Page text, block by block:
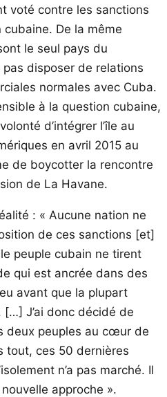
voté contre les sanctions
De la même
le seul pays du
disposer de relations
normales avec Cuba.
à la question cubaine,
d’intégrer l’île au
en avril 2015 au
de boycotter la rencontre
de La Havane.
: « Aucune nation ne
de ces sanctions [et]
peuple cubain ne tirent
qui est ancrée dans des
avant que la plupart
[…] J’ai donc décidé de
deux peuples au cœur de
tout, ces 50 dernières
n’a pas marché. Il
approche ».